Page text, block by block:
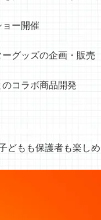
ー開催
グッズの企画・販売
コラボ商品開発
どもも保護者も楽しめ